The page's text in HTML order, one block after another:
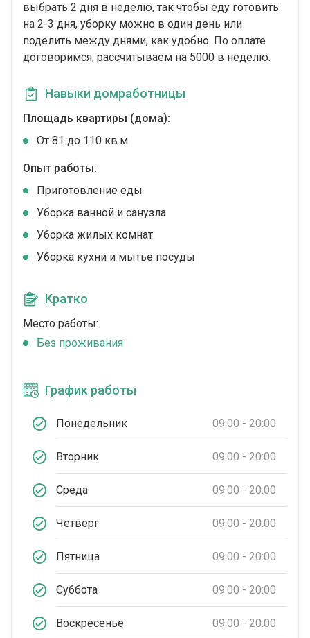
выбрать 2 дня в неделю, так чтобы еду готовить
на 2-3 дня, уборку можно в один день или
поделить между днями, как удобно. По оплате
договоримся, рассчитываем на 5000 в неделю.
Навыки домработницы
Площадь квартиры (дома):
От 81 до 110 кв.м
Опыт работы:
Приготовление еды
Уборка ванной и санузла
Уборка жилых комнат
Уборка кухни и мытье посуды
Кратко
Место работы:
Без проживания
График работы
Понедельник 09:00 - 20:00
Вторник 09:00 - 20:00
Среда 09:00 - 20:00
Четверг 09:00 - 20:00
Пятница 09:00 - 20:00
Суббота 09:00 - 20:00
Воскресенье 09:00 - 20:00